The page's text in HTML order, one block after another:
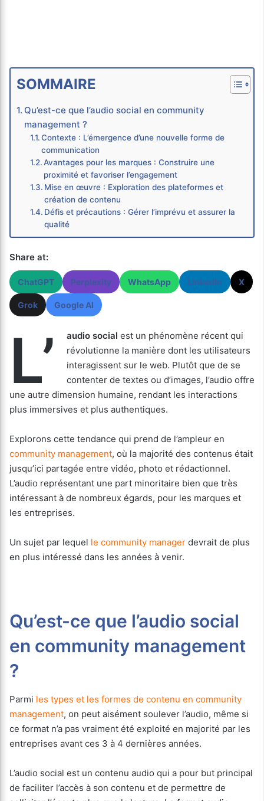
SOMMAIRE
Qu’est-ce que l’audio social en community
management ?
Contexte : L’émergence d’une nouvelle forme de
communication
Avantages pour les marques : Construire une
proximité et favoriser l’engagement
Mise en œuvre : Exploration des plateformes et
création de contenu
Défis et précautions : Gérer l’imprévu et assurer la
qualité
Share at:
ChatGPT Perplexity WhatsApp LinkedIn X
Grok Google AI
L’ audio social est un phénomène récent qui
révolutionne la manière dont les utilisateurs
interagissent sur le web. Plutôt que de se
contenter de textes ou d’images, l’audio offre
une autre dimension humaine, rendant les interactions
plus immersives et plus authentiques.
Explorons cette tendance qui prend de l’ampleur en
community management, où la majorité des contenus était
jusqu’ici partagée entre vidéo, photo et rédactionnel.
L’audio représentant une part minoritaire bien que très
intéressant à de nombreux égards, pour les marques et
les entreprises.
Un sujet par lequel le community manager devrait de plus
en plus intéressé dans les années à venir.
Qu’est-ce que l’audio social
en community management
?
Parmi les types et les formes de contenu en community
management, on peut aisément soulever l’audio, même si
ce format n’a pas vraiment été exploité en majorité par les
entreprises avant ces 3 à 4 dernières années.
L’audio social est un contenu audio qui a pour but principal
de faciliter l’accès à son contenu et de permettre de